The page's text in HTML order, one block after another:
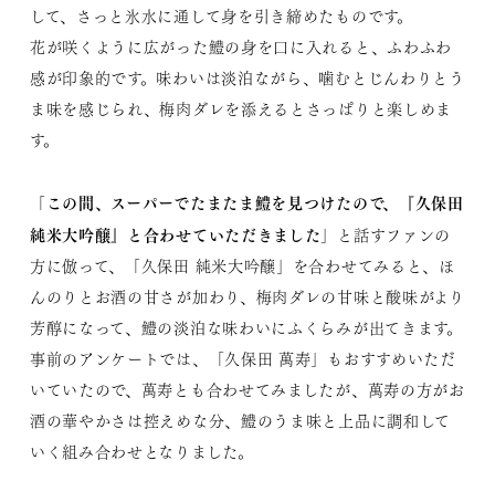
して、さっと氷水に通して身を引き締めたものです。
花が咲くように広がった鱧の身を口に入れると、ふわふわ
感が印象的です。味わいは淡泊ながら、噛むとじんわりとう
ま味を感じられ、梅肉ダレを添えるとさっぱりと楽しめま
す。
「 この間、スーパーでたまたま鱧を見つけたので、『久保田
純米大吟醸』と合わせていただきました 」と話すファンの
方に倣って、「久保田 純米大吟醸」を合わせてみると、ほ
んのりとお酒の甘さが加わり、梅肉ダレの甘味と酸味がより
芳醇になって、鱧の淡泊な味わいにふくらみが出てきます。
事前のアンケートでは、「久保田 萬寿」もおすすめいただ
いていたので、萬寿とも合わせてみましたが、萬寿の方がお
酒の華やかさは控えめな分、鱧のうま味と上品に調和して
いく組み合わせとなりました。